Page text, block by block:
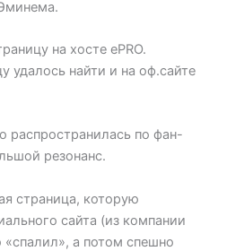
на хосте ePRO.
удалось найти и на оф.сайте
распространилась по фан-
резонанс.
страница, которую
сайта (из компании
«спалил», а потом спешно